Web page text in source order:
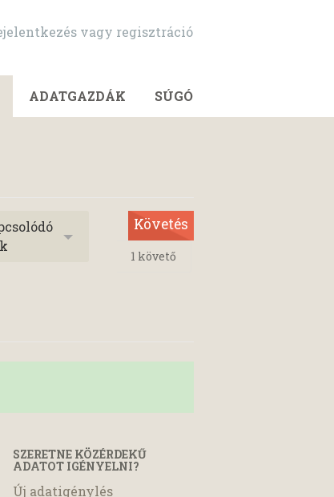
vagy regisztráció
ADATGAZDÁK SÚGÓ
Követés
1 követő
SZERETNE KÖZÉRDEKŰ
ADATOT IGÉNYELNI?
Új adatigénylés